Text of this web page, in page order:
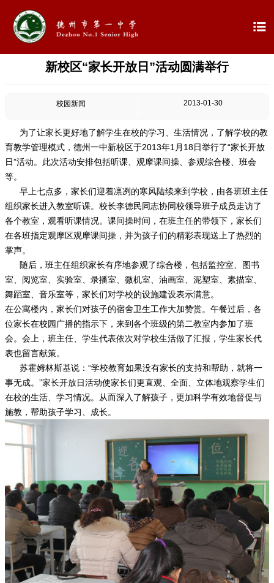

新校区“家长开放日”活动圆满举行
校园新闻 2013-01-30
为了让家长更好地了解学生在校的学习、生活情况，了解学校的教
育教学管理模式，德州一中新校区于2013年1月18日举行了“家长开放
日”活动。此次活动安排包括听课、观摩课间操、参观综合楼、班会
等。
早上七点多，家长们迎着凛冽的寒风陆续来到学校，由各班班主任
组织家长进入教室听课。校长李德民同志协同校领导班子成员走访了
各个教室，观看听课情况。课间操时间，在班主任的带领下，家长们
在各班指定观摩区观摩课间操，并为孩子们的精彩表现送上了热烈的
掌声。
随后，班主任组织家长有序地参观了综合楼，包括监控室、图书
室、阅览室、实验室、录播室、微机室、油画室、泥塑室、素描室、
舞蹈室、音乐室等，家长们对学校的设施建设表示满意。
在公寓楼内，家长们对孩子的宿舍卫生工作大加赞赏。午餐过后，各
位家长在校园广播的指示下，来到各个班级的第二教室内参加了班
会。会上，班主任、学生代表依次对学校生活做了汇报，学生家长代
表也留言献策。
苏霍姆林斯基说：“学校教育如果没有家长的支持和帮助，就将一
事无成。”家长开放日活动使家长们更直观、全面、立体地观察学生们
在校的生活、学习情况。从而深入了解孩子，更加科学有效地督促与
施教，帮助孩子学习、成长。
首页
学校概况
 信息公开
 教学教研
 最新公告
 校园新闻
